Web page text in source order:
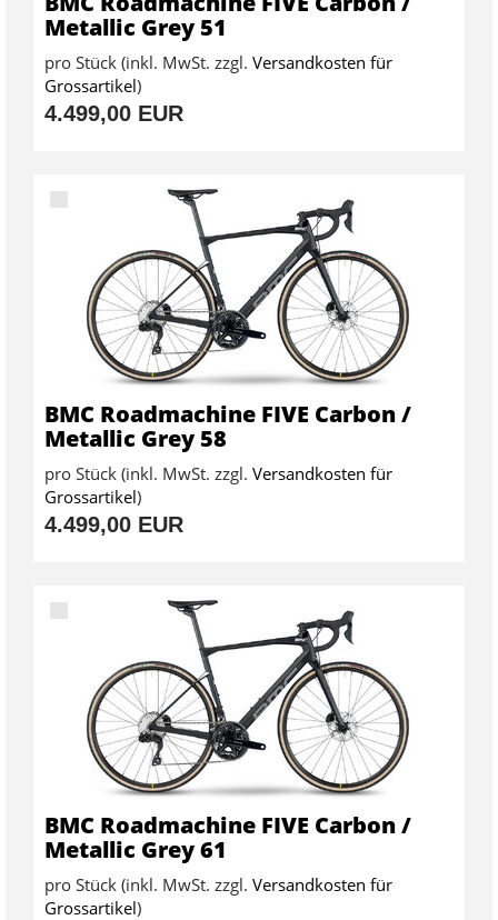
Metallic Grey 51
pro Stück (inkl. MwSt. zzgl. Versandkosten für
Grossartikel)
4.499,00 EUR
BMC Roadmachine FIVE Carbon /
Metallic Grey 58
pro Stück (inkl. MwSt. zzgl. Versandkosten für
Grossartikel)
4.499,00 EUR
BMC Roadmachine FIVE Carbon /
Metallic Grey 61
pro Stück (inkl. MwSt. zzgl. Versandkosten für
Grossartikel)